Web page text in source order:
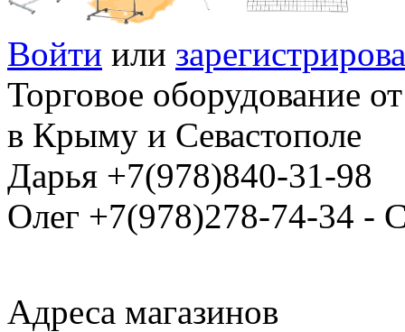
Войти или
Торговое оборудование
в Крыму и Севастополе
Дарья +7(978)840-31-98
Олег +7(978)278-74-34 -
Адреса магазинов